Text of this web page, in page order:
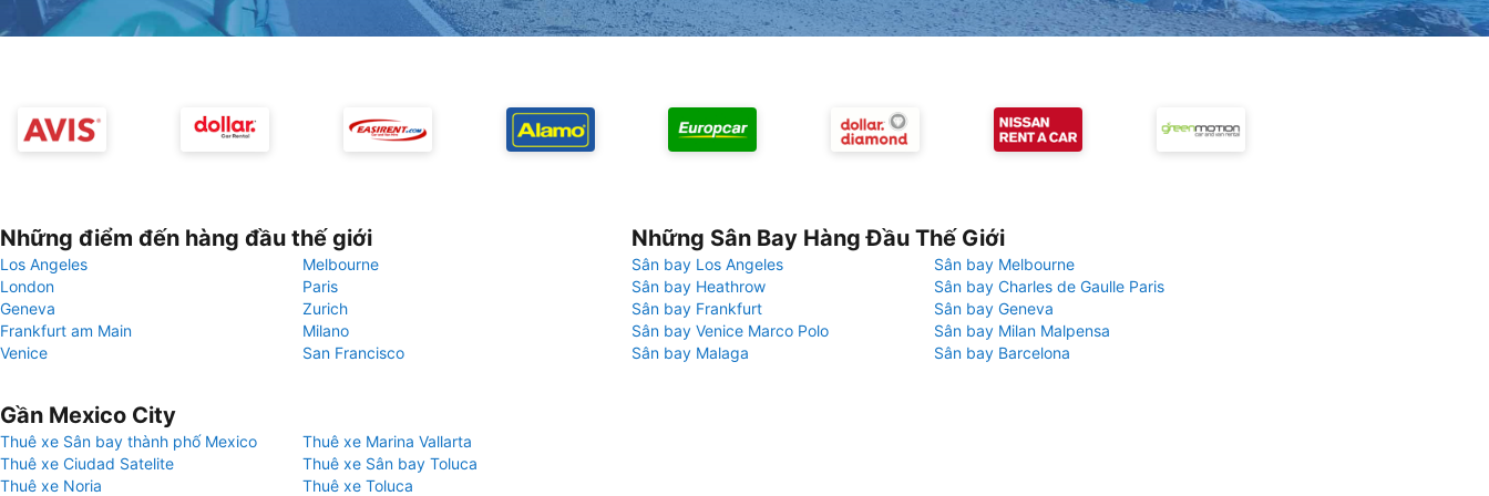
Những điểm đến hàng đầu thế giới
Los Angeles
Melbourne
London
Paris
Geneva
Zurich
Frankfurt am Main
Milano
Venice
San Francisco
Những Sân Bay Hàng Đầu Thế Giới
Sân bay Los Angeles
Sân bay Melbourne
Sân bay Heathrow
Sân bay Charles de Gaulle Paris
Sân bay Frankfurt
Sân bay Geneva
Sân bay Venice Marco Polo
Sân bay Milan Malpensa
Sân bay Malaga
Sân bay Barcelona
Gần Mexico City
Thuê xe Sân bay thành phố Mexico
Thuê xe Marina Vallarta
Thuê xe Ciudad Satelite
Thuê xe Sân bay Toluca
Thuê xe Noria
Thuê xe Toluca